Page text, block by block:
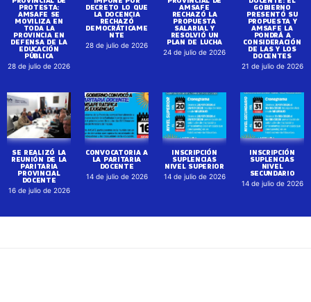
PROTESTA:
AMSAFE SE
MOVILIZA EN
TODA LA
PROVINCIA EN
DEFENSA DE LA
EDUCACIÓN
PÚBLICA
28 de julio de 2026
DECRETO LO QUE
LA DOCENCIA
RECHAZÓ
DEMOCRÁTICAME
NTE
28 de julio de 2026
AMSAFE
RECHAZÓ LA
PROPUESTA
SALARIAL Y
RESOLVIÓ UN
PLAN DE LUCHA
24 de julio de 2026
GOBIERNO
PRESENTÓ SU
PROPUESTA Y
AMSAFE LA
PONDRÁ A
CONSIDERACIÓN
DE LAS Y LOS
DOCENTES
21 de julio de 2026
SE REALIZÓ LA
REUNIÓN DE LA
PARITARIA
PROVINCIAL
DOCENTE
16 de julio de 2026
CONVOCATORIA A
LA PARITARIA
DOCENTE
14 de julio de 2026
INSCRIPCIÓN
SUPLENCIAS
NIVEL SUPERIOR
14 de julio de 2026
INSCRIPCIÓN
SUPLENCIAS
NIVEL
SECUNDARIO
14 de julio de 2026